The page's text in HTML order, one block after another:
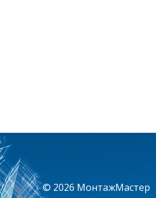
© 2026 МонтажМастер